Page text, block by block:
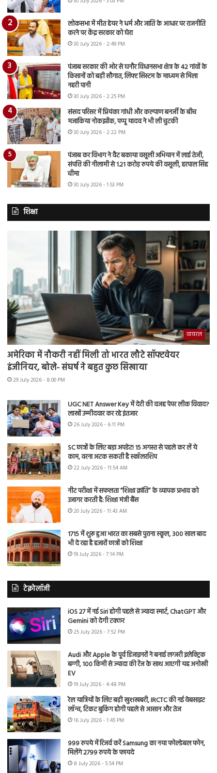
लोकसभा में मीत हेयर ने धर्म और जाति के आधार पर राजनीति
करने पर केंद्र सरकार को घेरा
30 July 2026 - 2:49 PM
पंजाब सरकार की ओर से घनौर विधानसभा क्षेत्र के 42 गांवों के
किसानों को बड़ी सौगात, लिफ्ट सिस्टम के माध्यम से मिला
नहरी पानी
30 July 2026 - 2:25 PM
संसद परिसर में प्रियंका गांधी और कल्याण बनर्जी के बीच
मजाकिया नोकझोंक, पप्पू यादव ने भी ली चुटकी
30 July 2026 - 2:22 PM
पंजाब कर विभाग ने वैट बकाया वसूली अभियान में लाई तेजी,
संपत्ति की नीलामी से 1.21 करोड़ रुपये की वसूली, हरपाल सिंह
चीमा
30 July 2026 - 1:53 PM
शिक्षा
वायरल
अमेरिका में नौकरी नहीं मिली तो भारत लौटे सॉफ्टवेयर
इंजीनियर, बोले- संघर्ष ने बहुत कुछ सिखाया
29 July 2026 - 8:00 PM
UGC NET Answer Key में देरी की वजह पेपर लीक विवाद?
लाखों उम्मीदवार कर रहे इंतजार
26 July 2026 - 6:11 PM
SC छात्रों के लिए बड़ा अपडेट! 15 अगस्त से पहले कर लें ये
काम, वरना अटक सकती है स्कॉलरशिप
22 July 2026 - 11:54 AM
नीट परीक्षा में सफलता “शिक्षा क्रांति” के व्यापक प्रभाव को
उजागर करती है: शिक्षा मंत्री बैंस
20 July 2026 - 11:43 AM
1715 में शुरू हुआ भारत का सबसे पुराना स्कूल, 300 साल बाद
भी दे रहा है हजारों छात्रों को शिक्षा
19 July 2026 - 7:14 PM
टेक्नोलॉजी
iOS 27 में नई Siri होगी पहले से ज्यादा स्मार्ट, ChatGPT और
Gemini को देगी टक्कर
25 July 2026 - 7:52 PM
Audi और Apple के पूर्व डिजाइनरों ने बनाई लग्जरी इलेक्ट्रिक
बग्गी, 100 किमी से ज्यादा की रेंज के साथ आएगी यह अनोखी
EV
19 July 2026 - 4:48 PM
रेल यात्रियों के लिए बड़ी खुशखबरी, IRCTC की नई वेबसाइट
लॉन्च, टिकट बुकिंग होगी पहले से आसान और तेज
16 July 2026 - 1:45 PM
999 रुपये में रिजर्व करें Samsung का नया फोल्डेबल फोन,
मिलेंगे 2799 रुपये के फायदे
8 July 2026 - 5:54 PM